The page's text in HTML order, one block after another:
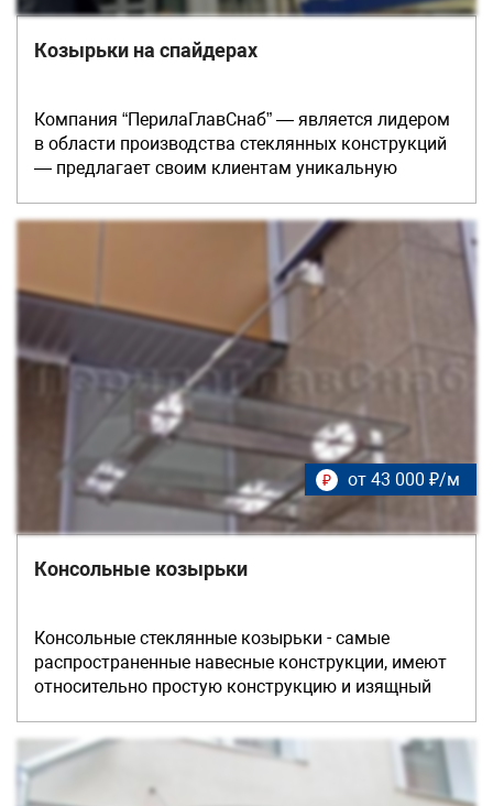
Козырьки на спайдерах
Компания “ПерилаГлавСнаб” — является лидером
в области производства стеклянных конструкций
— предлагает своим клиентам уникальную
изготовленных из стекла и установленных на
спайдерный крепеж. В процессе инсталляции наши
монтажники применяют новейшие герметики и
необходимое оборудование. Основные
технические характеристики: применение
триплекса, закаленного стекла с различной
толщиной; использование тонированного,
моллированного (гнутого), матового или
прозрачного стекла; размеры в длину не
ограничены; фиксации стекла на каркасе
осуществляется с помощью специальных
креплений (спайдеров)
₽ от 43 000 ₽/м
Консольные козырьки
Консольные стеклянные козырьки - самые
распространенные навесные конструкции, имеют
относительно простую конструкцию и изящный
ограничение по вылету навеса не более 1,5 метров,
такие козырьки надежно исполняют свою
функцию.